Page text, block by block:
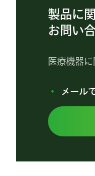
製品に
お問い
医療機器
メール